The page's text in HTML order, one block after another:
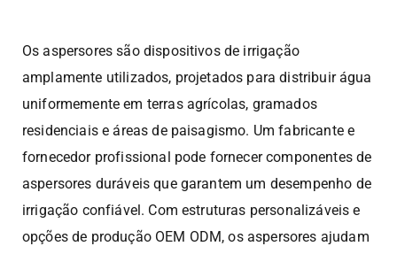
Os aspersores são dispositivos de irrigação
amplamente utilizados, projetados para distribuir água
uniformemente em terras agrícolas, gramados
residenciais e áreas de paisagismo. Um fabricante e
fornecedor profissional pode fornecer componentes de
aspersores duráveis que garantem um desempenho de
irrigação confiável. Com estruturas personalizáveis e
opções de produção OEM ODM, os aspersores ajudam